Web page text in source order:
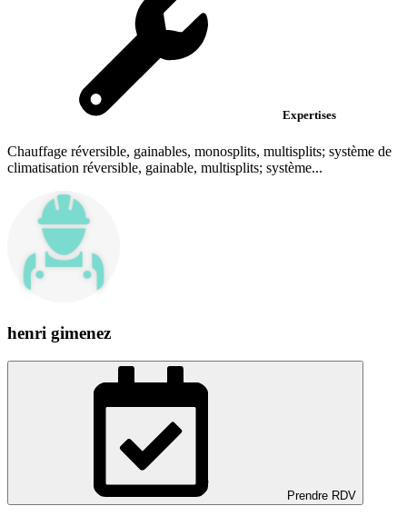
Expertises
Chauffage réversible, gainables, monosplits, multisplits; système de
climatisation réversible, gainable, multisplits; système...
henri gimenez
Prendre RDV